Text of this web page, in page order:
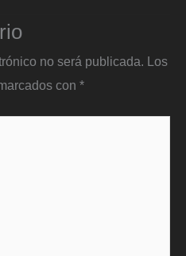
no será publicada. Los
con *